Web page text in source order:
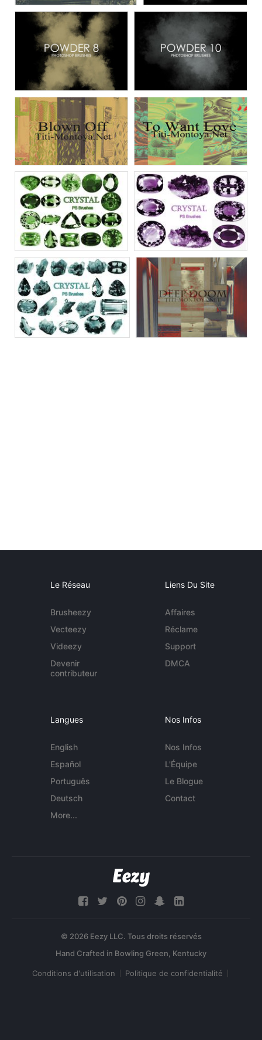
Le Réseau
Brusheezy
Vecteezy
Videezy
Devenir
contributeur
Liens Du Site
Affaires
Réclame
Support
DMCA
Langues
English
Español
Português
Deutsch
More...
Nos Infos
Nos Infos
L'Équipe
Le Blogue
Contact
© 2026 Eezy LLC. Tous droits réservés
Conditions d'utilisation Politique de confidentialité